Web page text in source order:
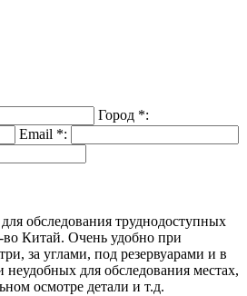
Город *:
Email *:
обследования труднодоступных
Китай. Очень удобно при
за углами, под резервуарами и в
для обследования местах,
осмотре детали и т.д.